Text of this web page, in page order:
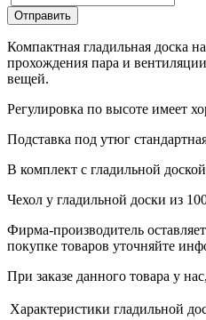
Отправить
Компактная гладильная доска
прохождения пара и
вещей.
Регулировка по высоте имеет
Подставка под утюг
В комплект с гладильной
Чехол у гладильной доски из
Фирма-производитель
покупке товаров уточняйте
При заказе данного товара у
Характеристики гладильной